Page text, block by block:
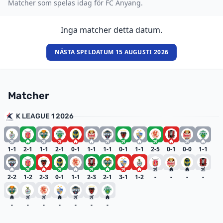
Matcher som spelas idag för FC Anyang.
Inga matcher detta datum.
NÄSTA SPELDATUM 15 AUGUSTI 2026
Matcher
K LEAGUE 1 2026
1-1 2-1 1-1 2-1 0-1 1-1 1-1 0-1 1-1 2-5 0-1 0-0 1-1
2-2 1-2 2-3 0-1 1-1 2-3 2-1 3-1 1-2 - - - -
- - - - - - -